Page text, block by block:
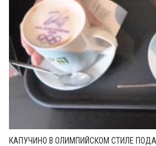
КАПУЧИНО В ОЛИМПИЙСКОМ СТИЛЕ